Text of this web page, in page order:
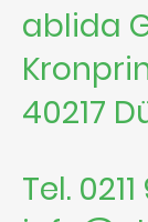
ablida
40217
Tel.